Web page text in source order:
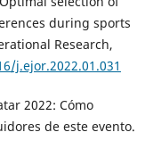
during sports
Research,
j.ejor.2022.01.031
2022: Cómo
de este evento.